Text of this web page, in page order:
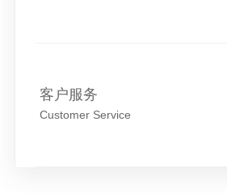
客户服务
Customer Service